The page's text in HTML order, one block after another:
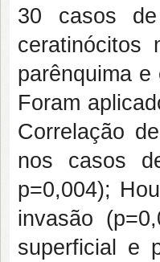
30 casos
ceratinócitos
parênquima
Foram
Correlação
nos casos
p=0,004);
invasão
superficial e